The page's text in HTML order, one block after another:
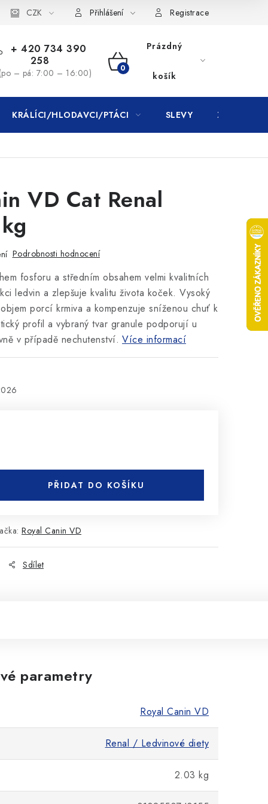
CZK Přihlášení Registrace
+ 420 734 390
258
(po – pá: 7:00 – 16:00)
NÁKUPNÍ
KOŠÍK
Prázdný
košík
KRÁLÍCI/HLODAVCI/PTÁCI SLEVY ZNAČKY
VD Cat Renal
Podrobnosti hodnocení
fosforu a středním obsahem velmi kvalitních
ledvin a zlepšuje kvalitu života koček. Vysoký
porcí krmiva a kompenzuje sníženou chuť k
profil a vybraný tvar granule podporují u
v případě nechutenství. Více informací
PŘIDAT DO KOŠÍKU
Royal Canin VD
Sdílet
parametry
Royal Canin VD
Renal / Ledvinové diety
2.03 kg